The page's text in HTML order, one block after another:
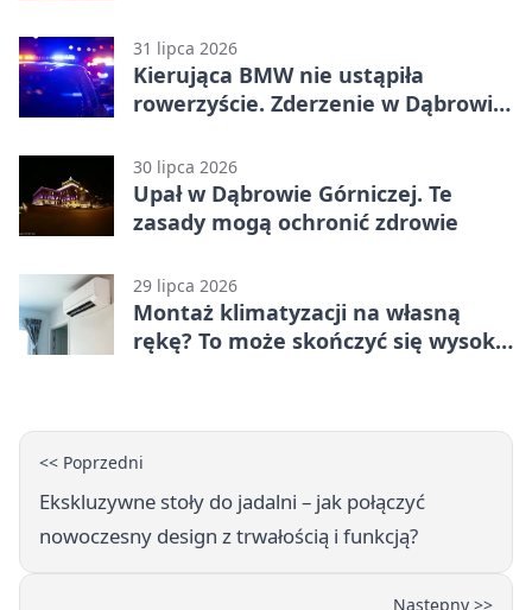
31 lipca 2026
Kierująca BMW nie ustąpiła
rowerzyście. Zderzenie w Dąbrowie
30 lipca 2026
Upał w Dąbrowie Górniczej. Te
zasady mogą ochronić zdrowie
29 lipca 2026
Montaż klimatyzacji na własną
rękę? To może skończyć się wysoką
<< Poprzedni
Ekskluzywne stoły do jadalni – jak połączyć
nowoczesny design z trwałością i funkcją?
Następny >>